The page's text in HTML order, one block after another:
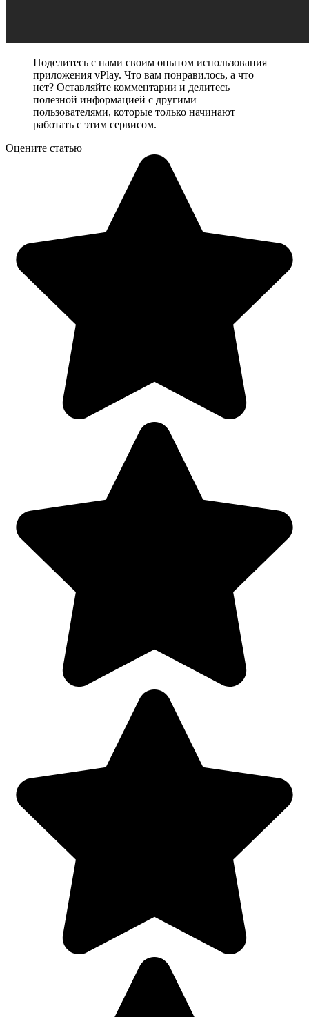
Поделитесь с нами своим опытом использования
приложения vPlay. Что вам понравилось, а что
нет? Оставляйте комментарии и делитесь
полезной информацией с другими
пользователями, которые только начинают
работать с этим сервисом.
Оцените статью